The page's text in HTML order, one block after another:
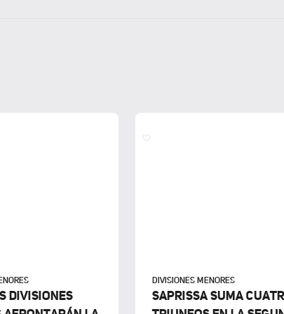
DIVISIONES
DIVISIONES MENORES
SAPRISSA SUMA